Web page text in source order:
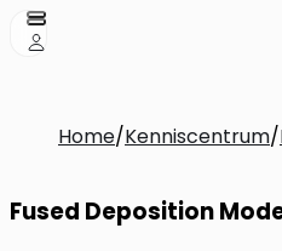
Home/Kenniscentrum/
Fused Deposition